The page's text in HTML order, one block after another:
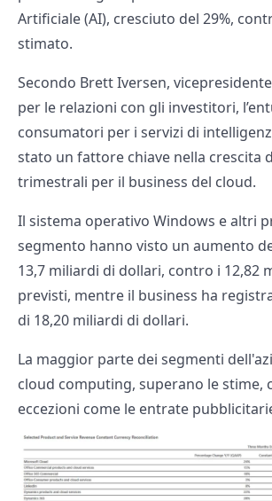
Artificiale (AI), cresciuto del 29%,
stimato.
Secondo Brett Iversen,
per le relazioni con gli investitori,
consumatori per i servizi di
stato un fattore chiave nella crescita
trimestrali per il business del cloud.
Il sistema operativo Windows e altri
segmento hanno visto un aumento
13,7 miliardi di dollari, contro i 12,82
previsti, mentre il business ha
di 18,20 miliardi di dollari.
La maggior parte dei segmenti
cloud computing, superano le stime,
eccezioni come le entrate